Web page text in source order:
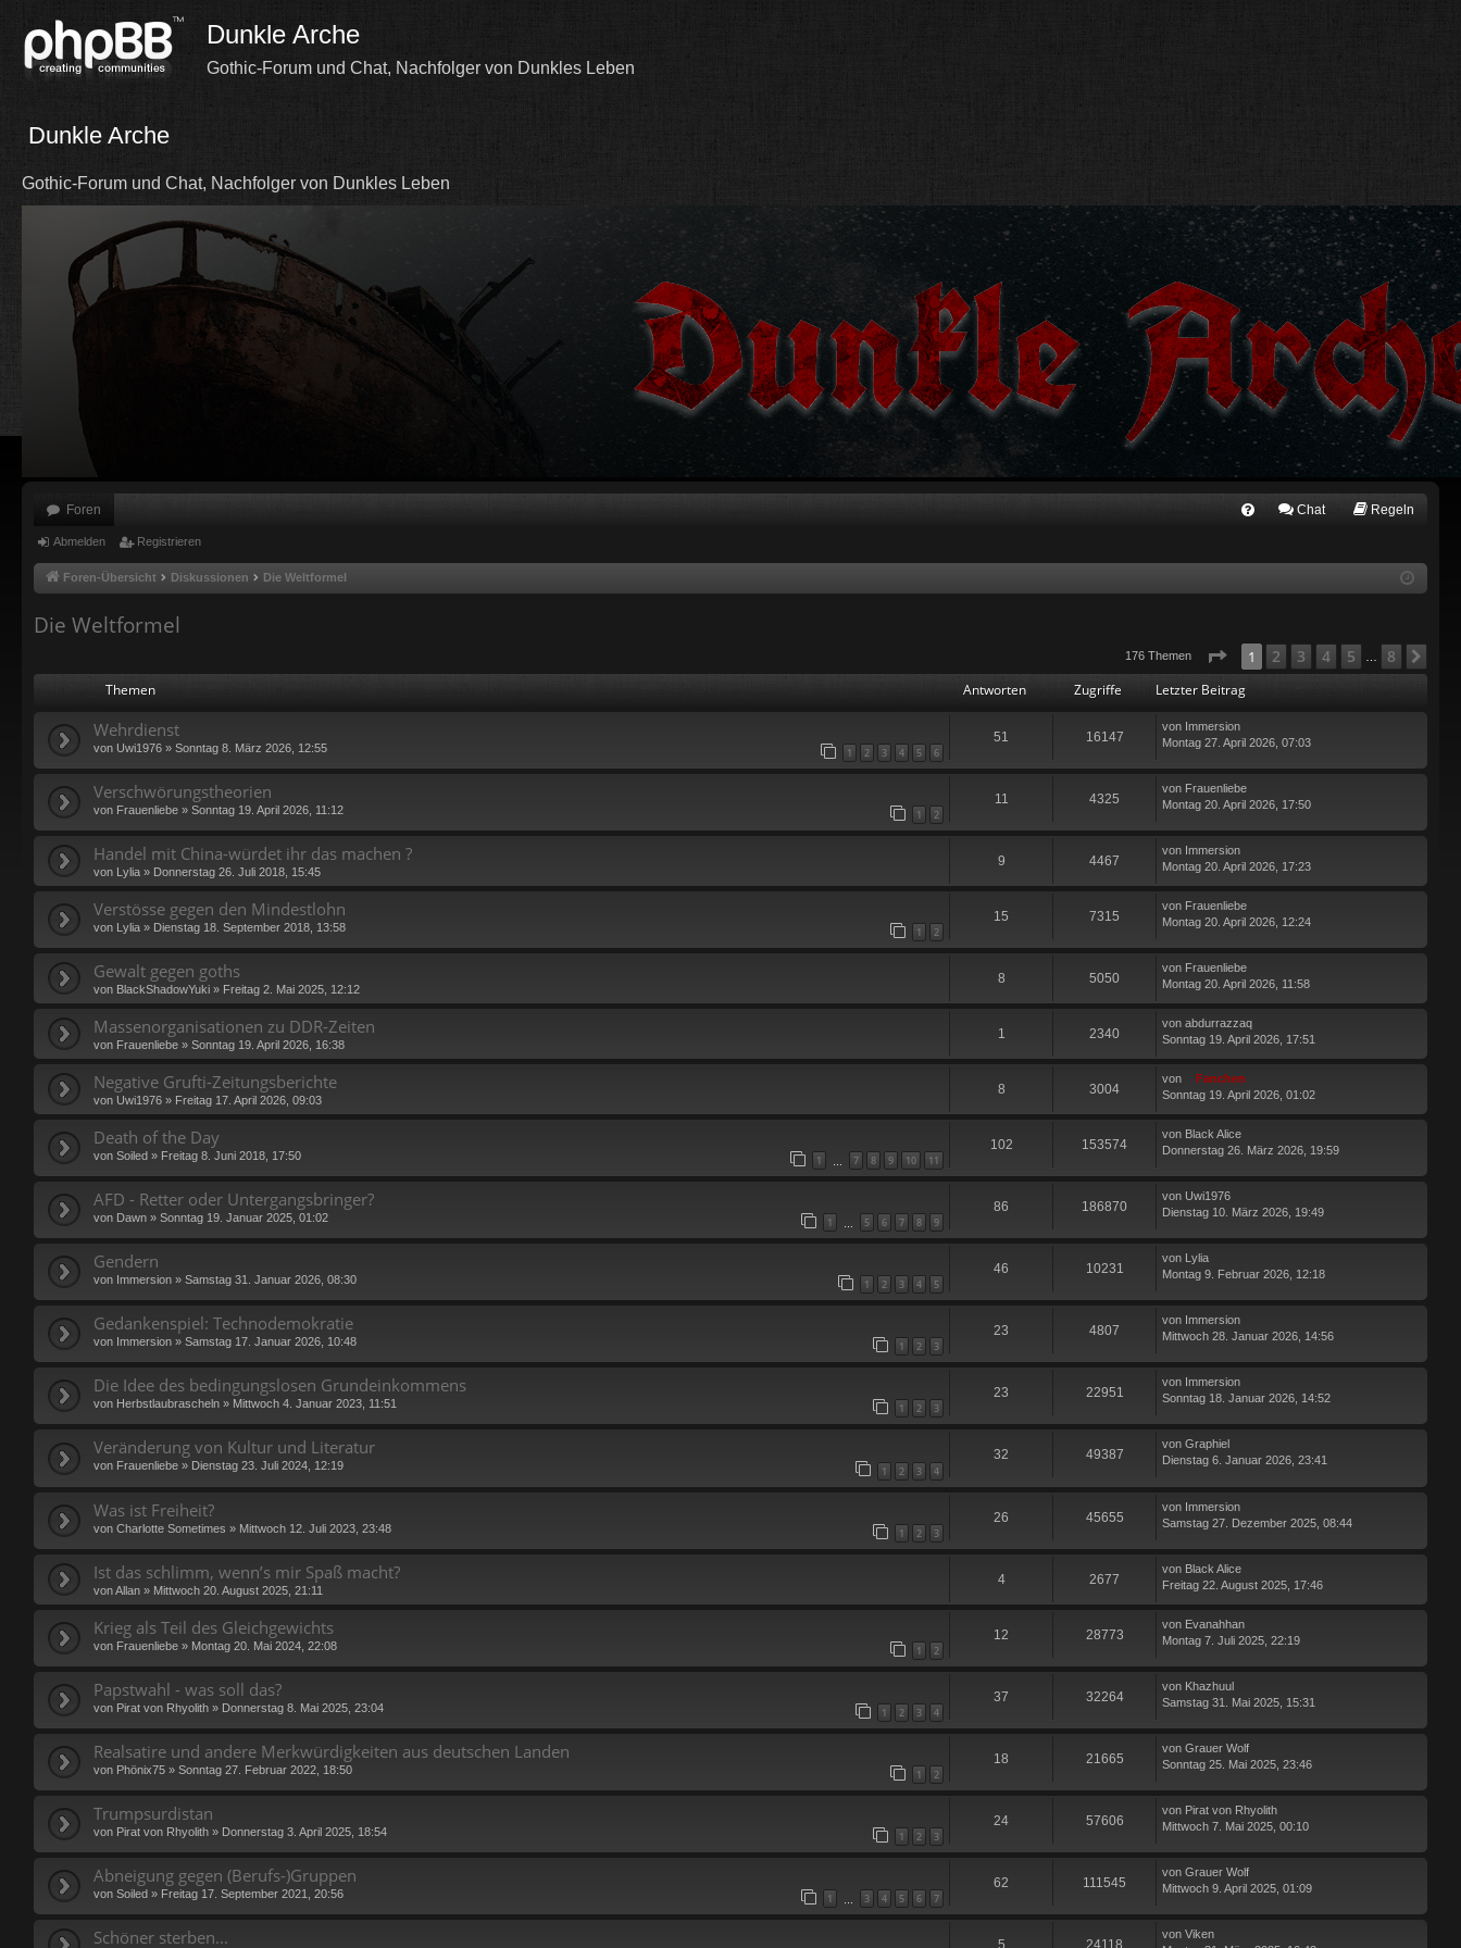
Dunkle Arche
Gothic-Forum und Chat, Nachfolger von Dunkles Leben
Dunkle Arche
Gothic-Forum und Chat, Nachfolger von Dunkles Leben
Foren Chat Regeln
Abmelden Registrieren
Foren-Übersicht Diskussionen Die Weltformel
Die Weltformel
176 Themen Seite 1von 8
1 2 3 4 5 8
Themen Antworten Zugriffe Letzter Beitrag
Wehrdienst
von Uwi1976 » Sonntag 8. März 2026, 12:55 1 2 3 4 5 6
51 16147
von Immersion
Montag 27. April 2026, 07:03
Verschwörungstheorien
von Frauenliebe » Sonntag 19. April 2026, 11:12 1 2
11 4325
von Frauenliebe
Montag 20. April 2026, 17:50
Handel mit China-würdet ihr das machen ?
von Lylia » Donnerstag 26. Juli 2018, 15:45
9 4467
von Immersion
Montag 20. April 2026, 17:23
Verstösse gegen den Mindestlohn
von Lylia » Dienstag 18. September 2018, 13:58 1 2
15 7315
von Frauenliebe
Montag 20. April 2026, 12:24
Gewalt gegen goths
von BlackShadowYuki » Freitag 2. Mai 2025, 12:12
8 5050
von Frauenliebe
Montag 20. April 2026, 11:58
Massenorganisationen zu DDR-Zeiten
von Frauenliebe » Sonntag 19. April 2026, 16:38
1 2340
von abdurrazzaq
Sonntag 19. April 2026, 17:51
Negative Grufti-Zeitungsberichte
von Uwi1976 » Freitag 17. April 2026, 09:03
8 3004
von
Fanchen
Sonntag 19. April 2026, 01:02
Death of the Day
von Soiled » Freitag 8. Juni 2018, 17:50 1 … 7 8 9 10 11
102 153574
von Black Alice
Donnerstag 26. März 2026, 19:59
AFD - Retter oder Untergangsbringer?
von Dawn » Sonntag 19. Januar 2025, 01:02 1 … 5 6 7 8 9
86 186870
von Uwi1976
Dienstag 10. März 2026, 19:49
Gendern
von Immersion » Samstag 31. Januar 2026, 08:30 1 2 3 4 5
46 10231
von Lylia
Montag 9. Februar 2026, 12:18
Gedankenspiel: Technodemokratie
von Immersion » Samstag 17. Januar 2026, 10:48 1 2 3
23 4807
von Immersion
Mittwoch 28. Januar 2026, 14:56
Die Idee des bedingungslosen Grundeinkommens
von Herbstlaubrascheln » Mittwoch 4. Januar 2023, 11:51 1 2 3
23 22951
von Immersion
Sonntag 18. Januar 2026, 14:52
Veränderung von Kultur und Literatur
von Frauenliebe » Dienstag 23. Juli 2024, 12:19 1 2 3 4
32 49387
von Graphiel
Dienstag 6. Januar 2026, 23:41
Was ist Freiheit?
von Charlotte Sometimes » Mittwoch 12. Juli 2023, 23:48 1 2 3
26 45655
von Immersion
Samstag 27. Dezember 2025, 08:44
Ist das schlimm, wenn’s mir Spaß macht?
vonAllan » Mittwoch 20. August 2025, 21:11
4 2677
von Black Alice
Freitag 22. August 2025, 17:46
Krieg als Teil des Gleichgewichts
von Frauenliebe » Montag 20. Mai 2024, 22:08 1 2
12 28773
von Evanahhan
Montag 7. Juli 2025, 22:19
Papstwahl - was soll das?
von Pirat von Rhyolith » Donnerstag 8. Mai 2025, 23:04 1 2 3 4
37 32264
von Khazhuul
Samstag 31. Mai 2025, 15:31
Realsatire und andere Merkwürdigkeiten aus deutschen Landen
von Phönix75 » Sonntag 27. Februar 2022, 18:50 1 2
18 21665
von Grauer Wolf
Sonntag 25. Mai 2025, 23:46
Trumpsurdistan
von Pirat von Rhyolith » Donnerstag 3. April 2025, 18:54 1 2 3
24 57606
von Pirat von Rhyolith
Mittwoch 7. Mai 2025, 00:10
Abneigung gegen (Berufs-)Gruppen
von Soiled » Freitag 17. September 2021, 20:56 1 … 3 4 5 6 7
62 111545
von Grauer Wolf
Mittwoch 9. April 2025, 01:09
Schöner sterben... 5 24118
von Viken